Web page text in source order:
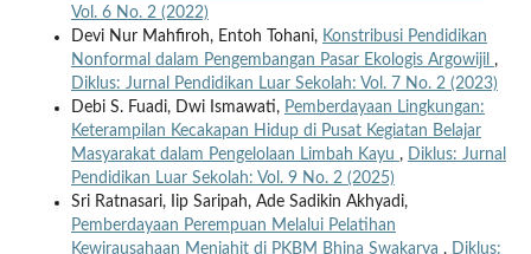
Vol. 6 No. 2 (2022)
Devi Nur Mahfiroh, Entoh Tohani, Konstribusi Pendidikan
Nonformal dalam Pengembangan Pasar Ekologis Argowijil ,
Diklus: Jurnal Pendidikan Luar Sekolah: Vol. 7 No. 2 (2023)
Debi S. Fuadi, Dwi Ismawati, Pemberdayaan Lingkungan:
Keterampilan Kecakapan Hidup di Pusat Kegiatan Belajar
Masyarakat dalam Pengelolaan Limbah Kayu , Diklus: Jurnal
Pendidikan Luar Sekolah: Vol. 9 No. 2 (2025)
Sri Ratnasari, Iip Saripah, Ade Sadikin Akhyadi,
Pemberdayaan Perempuan Melalui Pelatihan
Kewirausahaan Menjahit di PKBM Bhina Swakarya , Diklus: